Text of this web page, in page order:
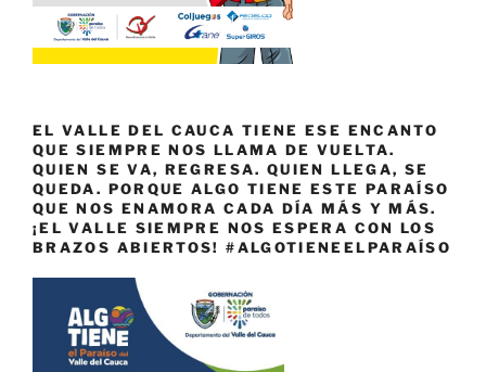
EL VALLE DEL CAUCA TIENE ESE ENCANTO
QUE SIEMPRE NOS LLAMA DE VUELTA.
QUIEN SE VA, REGRESA. QUIEN LLEGA, SE
QUEDA. PORQUE ALGO TIENE ESTE PARAÍSO
QUE NOS ENAMORA CADA DÍA MÁS Y MÁS.
¡EL VALLE SIEMPRE NOS ESPERA CON LOS
BRAZOS ABIERTOS! #ALGOTIENEELPARAÍSO